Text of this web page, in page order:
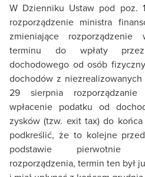
W Dzienniku Ustaw pod poz.
rozporządzenie ministra
zmieniające rozporządzenie
terminu do wpłaty
dochodowego od osób
dochodów z
29 sierpnia
wpłacenie podatku od
zysków (tzw. exit tax) do
podkreślić, że to kolejne
podstawie pierwotnie
rozporządzenia, termin ten był